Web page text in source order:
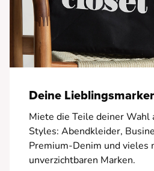
Deine
Miete die Teile deiner Wahl
Styles: Abendkleider,
Premium-Denim und vieles
unverzichtbaren Marken.